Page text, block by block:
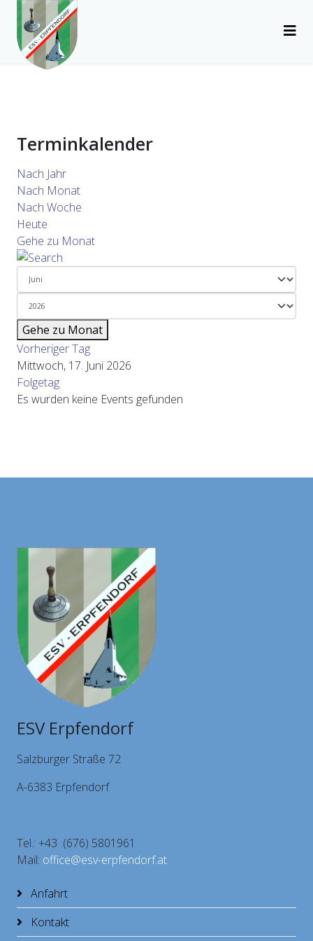
Terminkalender
Nach Jahr
Nach Monat
Nach Woche
Heute
Gehe zu Monat
Gehe zu Monat
Vorheriger Tag
Mittwoch, 17. Juni 2026
Folgetag
Es wurden keine Events gefunden
ESV Erpfendorf
Salzburger Straße 72
A-6383 Erpfendorf
Tel.: +43 (676) 5801961
Mail: office@esv-erpfendorf.at
Anfahrt
Kontakt